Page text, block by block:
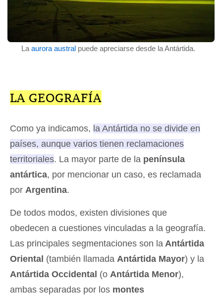
Laaurora austral puede apreciarse desde la Antártida.
LA GEOGRAFÍA
Como ya indicamos, la Antártida no se divide en
países, aunque varios tienen reclamaciones
territoriales. La mayor parte de la península
antártica, por mencionar un caso, es reclamada
por Argentina.
De todos modos, existen divisiones que
obedecen a cuestiones vinculadas a la geografía.
Las principales segmentaciones son la Antártida
Oriental (también llamada Antártida Mayor) y la
Antártida Occidental (o Antártida Menor),
ambas separadas por los montes